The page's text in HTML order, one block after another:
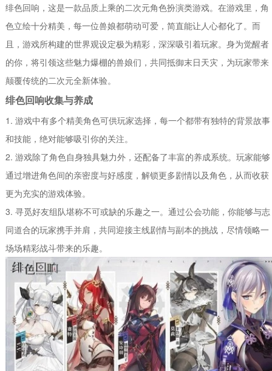
绯色回响，这是一款品质上乘的二次元角色扮演类游戏。在游戏里，角
色立绘十分精美，每一位兽娘都萌动可爱，简直能让人心都化了。而
且，游戏所构建的世界观设定极为精彩，深深吸引着玩家。身为觉醒者
的你，将引领这些魅力爆棚的兽娘们，共同抵御末日天灾，为玩家带来
颠覆传统的二次元全新体验。
绯色回响收集与养成
1. 游戏中有多个精美角色可供玩家选择，每一个都带有独特的背景故事
和技能，绝对能够吸引你的关注。
2. 游戏除了角色自身独具魅力外，还配备了丰富的养成系统。玩家能够
通过增进角色间的亲密度与好感度，解锁更多剧情以及角色，从而收获
更为充实的游戏体验。
3. 寻觅好友组队堪称不可或缺的乐趣之一。通过公会功能，你能够与志
同道合的玩家携手并肩，共同迎接主线剧情与副本的挑战，尽情领略一
场场精彩战斗带来的乐趣。